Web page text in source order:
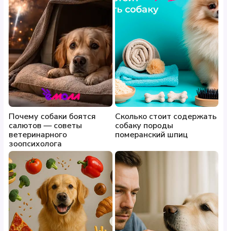
Почему собаки боятся
салютов — советы
ветеринарного
зоопсихолога
Сколько стоит содержать
собаку породы
померанский шпиц